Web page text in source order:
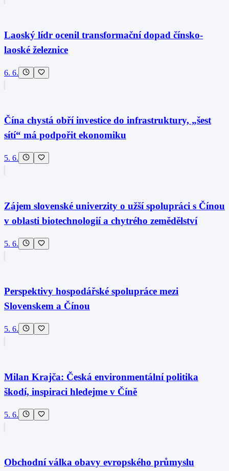
Laoský lídr ocenil transformační dopad čínsko-
laoské železnice
6. 6.
Čína chystá obří investice do infrastruktury, „šest
sítí“ má podpořit ekonomiku
5. 6.
Zájem slovenské univerzity o užší spolupráci s Čínou
v oblasti biotechnologií a chytrého zemědělství
5. 6.
Perspektivy hospodářské spolupráce mezi
Slovenskem a Čínou
5. 6.
Milan Krajča: Česká environmentální politika
škodí, inspiraci hledejme v Číně
5. 6.
Obchodní válka obavy evropského průmyslu